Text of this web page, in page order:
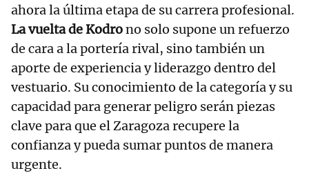
ahora la última etapa de su carrera profesional.
La vuelta de Kodrono solo supone un refuerzo
de cara a la portería rival, sino también un
aporte de experiencia y liderazgo dentro del
vestuario. Su conocimiento de la categoría y su
capacidad para generar peligro serán piezas
clave para que el Zaragoza recupere la
confianza y pueda sumar puntos de manera
urgente.